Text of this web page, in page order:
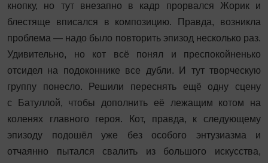
кнопку, но тут внезапно в кадр прорвался Жорик и
блестяще вписался в композицию. Правда, возникла
проблема — надо было повторить эпизод несколько раз.
Удивительно, но кот всё понял и преспокойненько
отсидел на подоконнике все дубли. И тут творческую
группу понесло. Решили переснять ещё одну сцену
с Батуллой, чтобы дополнить её лежащим котом на
коленях главного героя. Кот, правда, к следующему
эпизоду подошёл уже без особого энтузиазма и
отчаянно пытался свалить из большого искусства,